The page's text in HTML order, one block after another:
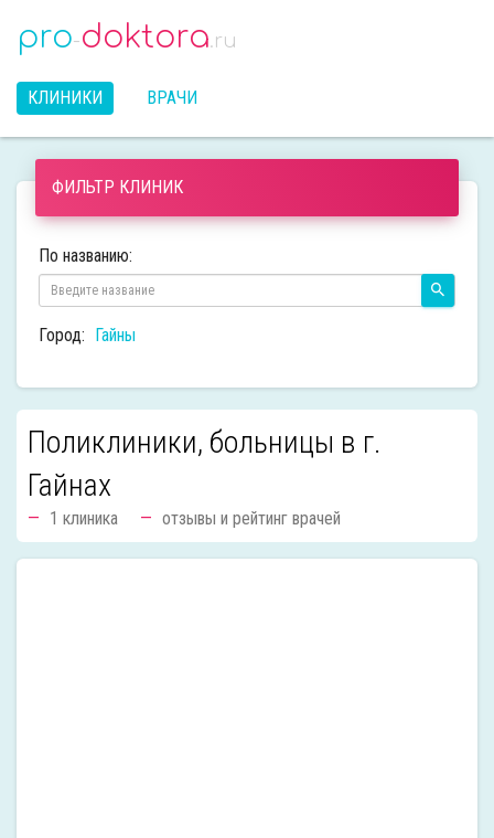
pro-doktora.ru
КЛИНИКИ ВРАЧИ
ФИЛЬТР КЛИНИК
По названию:
Город: Гайны
Поликлиники, больницы в г.
Гайнах
1 клиника отзывы и рейтинг врачей